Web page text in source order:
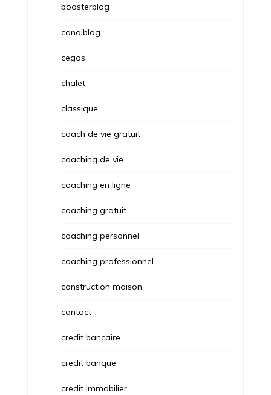
boosterblog
canalblog
cegos
chalet
classique
coach de vie gratuit
coaching de vie
coaching en ligne
coaching gratuit
coaching personnel
coaching professionnel
construction maison
contact
credit bancaire
credit banque
credit immobilier